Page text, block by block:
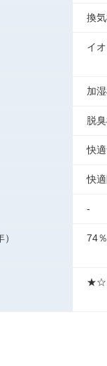
換
イ
加
脱
快
快
-
74